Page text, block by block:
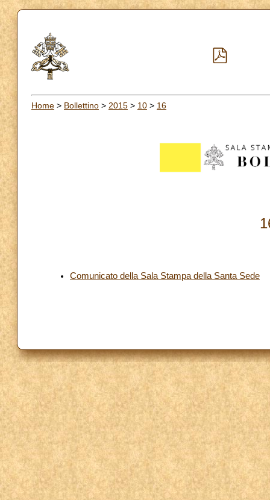
Home > Bollettino > 2015 > 10 > 16
Comunicato della Sala Stampa della Santa Sede